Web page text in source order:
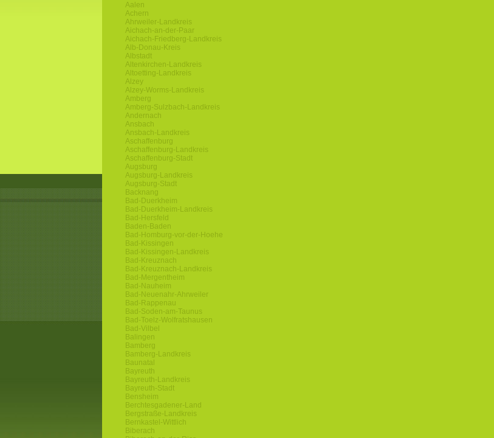
Aalen
Achern
Ahrweiler-Landkreis
Aichach-an-der-Paar
Aichach-Friedberg-Landkreis
Alb-Donau-Kreis
Albstadt
Altenkirchen-Landkreis
Altoetting-Landkreis
Alzey
Alzey-Worms-Landkreis
Amberg
Amberg-Sulzbach-Landkreis
Andernach
Ansbach
Ansbach-Landkreis
Aschaffenburg
Aschaffenburg-Landkreis
Aschaffenburg-Stadt
Augsburg
Augsburg-Landkreis
Augsburg-Stadt
Backnang
Bad-Duerkheim
Bad-Duerkheim-Landkreis
Bad-Hersfeld
Baden-Baden
Bad-Homburg-vor-der-Hoehe
Bad-Kissingen
Bad-Kissingen-Landkreis
Bad-Kreuznach
Bad-Kreuznach-Landkreis
Bad-Mergentheim
Bad-Nauheim
Bad-Neuenahr-Ahrweiler
Bad-Rappenau
Bad-Soden-am-Taunus
Bad-Toelz-Wolfratshausen
Bad-Vilbel
Balingen
Bamberg
Bamberg-Landkreis
Baunatal
Bayreuth
Bayreuth-Landkreis
Bayreuth-Stadt
Bensheim
Berchtesgadener-Land
Bergstraße-Landkreis
Bernkastel-Wittlich
Biberach